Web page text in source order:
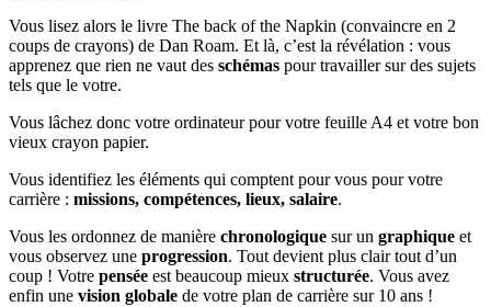
Vous lisez alors le livre The back of the Napkin (convaincre en 2
coups de crayons) de Dan Roam. Et là, c’est la révélation : vous
apprenez que rien ne vaut des schémas pour travailler sur des sujets
tels que le votre.
Vous lâchez donc votre ordinateur pour votre feuille A4 et votre bon
vieux crayon papier.
Vous identifiez les éléments qui comptent pour vous pour votre
carrière : missions, compétences, lieux, salaire.
Vous les ordonnez de manière chronologique sur un graphique et
vous observez une progression. Tout devient plus clair tout d’un
coup ! Votre pensée est beaucoup mieux structurée. Vous avez
enfin une vision globale de votre plan de carrière sur 10 ans !